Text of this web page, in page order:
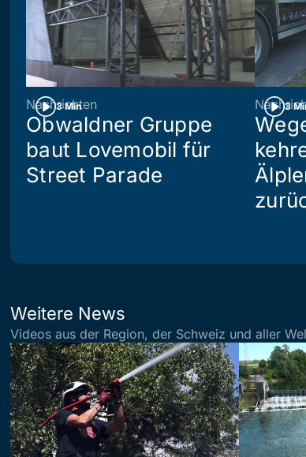
3 Min
Nachrichten
Obwaldner Gruppe
baut Lovemobil für
Street Parade
3
Weitere News
Videos aus der Region, der Schweiz und aller